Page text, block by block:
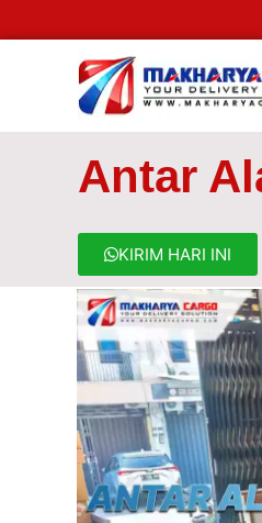
Antar
KIRIM HARI INI